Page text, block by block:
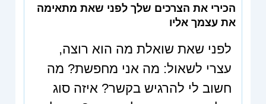
הכירי את הצרכים שלך לפני שאת מתאימה
את עצמך אליו
לפני שאת שואלת מה הוא רוצה,
עצרי לשאול: מה אני מחפשת? מה
חשוב לי להרגיש בקשר? איזה סוג